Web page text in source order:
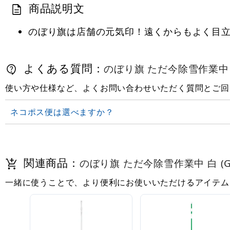
商品説明文
のぼり旗は店舗の元気印！遠くからもよく目
よくある質問：のぼり旗 ただ今除雪作業
使い方や仕様など、よくお問い合わせいただく質問とご
ネコポス便は選べますか？
関連商品： のぼり旗 ただ今除雪作業中 白
一緒に使うことで、より便利にお使いいただけるアイテ